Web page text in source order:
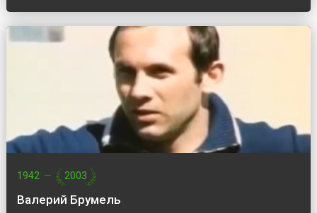
1942 — 2003
Валерий Брумель